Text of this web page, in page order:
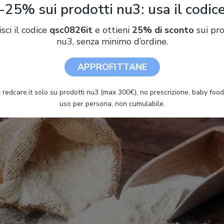
della farina Manitoba
nel nord America, in Canada, precisamente nel Manitoba,
farina di grano tenero, quindi apparentemente con la stessa
delle caratteristiche diverse dovute al clima più freddo a cui
a temperature più basse, infatti, il grano col tempo si
, molto di più rispetto ad altre tipologie di grano.
-25% sui prodotti nu3: usa il
il codice qsc0826ite ottieni 25% di sconto sui
nu3, senza minimo d’ordine.
APPROFITTANE
redcare.it solo su prodotti nu3 (max 300€), no prescrizione, baby
uso per persona, non cumulabile.